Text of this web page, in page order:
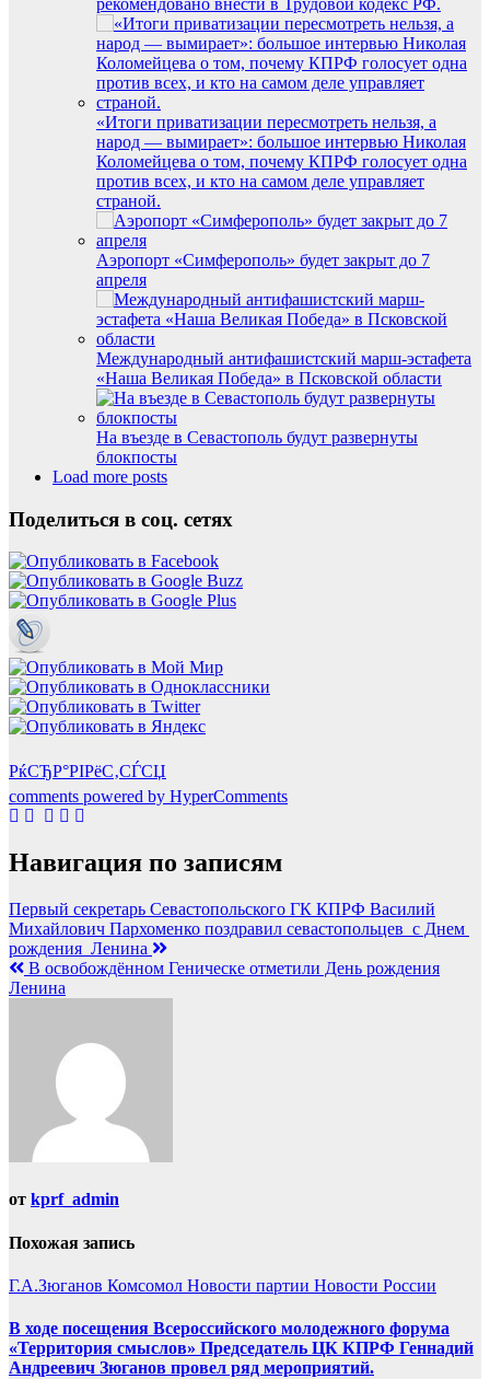
«Итоги приватизации пересмотреть нельзя, а
народ — вымирает»: большое интервью Николая
Коломейцева о том, почему КПРФ голосует одна
против всех, и кто на самом деле управляет
страной.
Аэропорт «Симферополь» будет закрыт до 7
апреля
Международный антифашистский марш-эстафета
«Наша Великая Победа» в Псковской области
На въезде в Севастополь будут развернуты
блокпосты
Load more posts
Поделиться в соц. сетях
РќСЂР°РІРёС‚СЃСЏ
comments powered by HyperComments
Навигация по записям
Первый секретарь Севастопольского ГК КПРФ Василий
Михайлович Пархоменко поздравил севастопольцев с Днем
рождения Ленина
В освобождённом Геническе отметили День рождения
Ленина
от kprf_admin
Похожая запись
Г.А.Зюганов Комсомол Новости партии Новости России
В ходе посещения Всероссийского молодежного форума
«Территория смыслов» Председатель ЦК КПРФ Геннадий
Андреевич Зюганов провел ряд мероприятий.